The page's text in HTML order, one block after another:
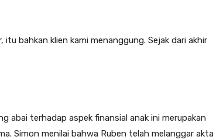
itu bahkan klien kami menanggung. Sejak dari akhir
abai terhadap aspek finansial anak ini merupakan
Simon menilai bahwa Ruben telah melanggar akta